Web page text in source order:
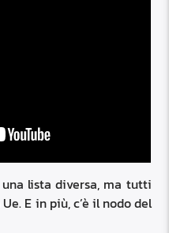
lista diversa, ma tutti
E in più, c’è il nodo del